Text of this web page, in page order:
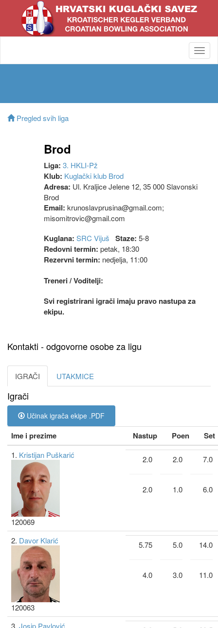
Pregled svih liga
Brod
Liga: 3. HKLI-Pž
Klub: Kuglački klub Brod
Adresa: Ul. Kraljice Jelene 12, 35 000 Slavonski
Brod
Email: krunoslavprusina@gmail.com;
misomitrovic@gmail.com
Kuglana: SRC Vijuš Staze: 5-8
Redovni termin: petak, 18:30
Rezervni termin: nedjelja, 11:00
Treneri / Voditelji:
Svi registrirani igrači imaju pravo nastupa za
ekipu.
Kontakti - odgovorne osobe za ligu
IGRAČI UTAKMICE
Igrači
Učinak igrača ekipe .PDF
Ime i prezime Nastup Poen Set
1. Kristijan Puškarić
120069
2.0
2.0
2.0
1.0
7.0
6.0
2. Davor Klarić
120063
5.75
4.0
5.0
3.0
14.0
11.0
3. Josip Pavlović